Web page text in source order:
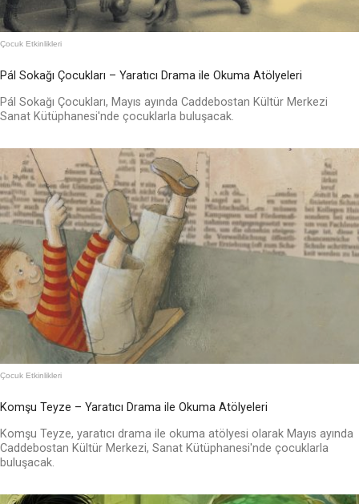
Çocuk Etkinlikleri
Pál Sokağı Çocukları – Yaratıcı Drama ile Okuma Atölyeleri
Pál Sokağı Çocukları, Mayıs ayında Caddebostan Kültür Merkezi
Sanat Kütüphanesi'nde çocuklarla buluşacak.
Çocuk Etkinlikleri
Komşu Teyze – Yaratıcı Drama ile Okuma Atölyeleri
Komşu Teyze, yaratıcı drama ile okuma atölyesi olarak Mayıs ayında
Caddebostan Kültür Merkezi, Sanat Kütüphanesi'nde çocuklarla
buluşacak.